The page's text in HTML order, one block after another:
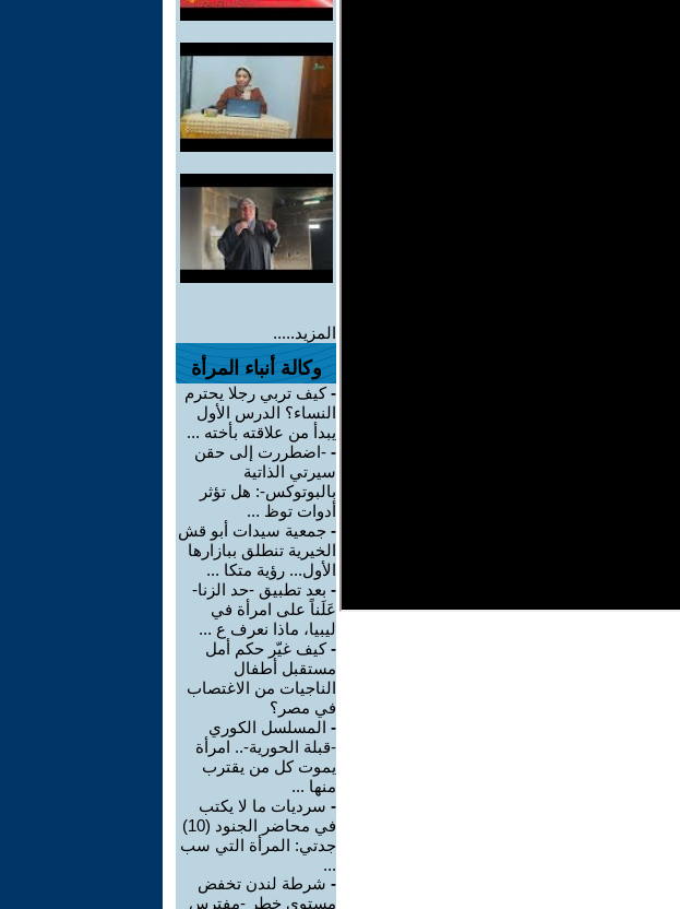
المزيد.....
وكالة أنباء المرأة
-كيف تربي رجلا يحترم
النساء؟ الدرس الأول
يبدأ من علاقته بأخته ...
- -اضطررت إلى حقن
سيرتي الذاتية
بالبوتوكس-: هل تؤثر
أدوات توظ ...
- جمعية سيدات أبو قش
الخيرية تنطلق ببازارها
الأول... رؤية متكا ...
- بعد تطبيق -حد الزنا-
عَلَناً على امرأة في
ليبيا، ماذا نعرف ع ...
-كيف غيّر حكم أمل
مستقبل أطفال
الناجيات من الاغتصاب
في مصر؟
- المسلسل الكوري
-قبلة الحورية-.. امرأة
يموت كل من يقترب
منها ...
- سرديات ما لا يكتب
في محاضر الجنود (10)
جدتي: المرأة التي سب
...
- شرطة لندن تخفض
مستوى خطر -مفترس